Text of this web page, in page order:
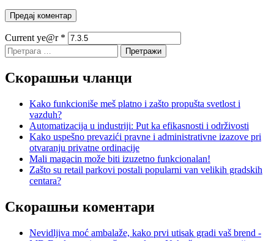
Current ye@r *
Претрага
за:
Скорашњи чланци
Kako funkcioniše meš platno i zašto propušta svetlost i
vazduh?
Automatizacija u industriji: Put ka efikasnosti i održivosti
Kako uspešno prevazići pravne i administrativne izazove pri
otvaranju privatne ordinacije
Mali magacin može biti izuzetno funkcionalan!
Zašto su retail parkovi postali popularni van velikih gradskih
centara?
Скорашњи коментари
Nevidljiva moć ambalaže, kako prvi utisak gradi vaš brend -